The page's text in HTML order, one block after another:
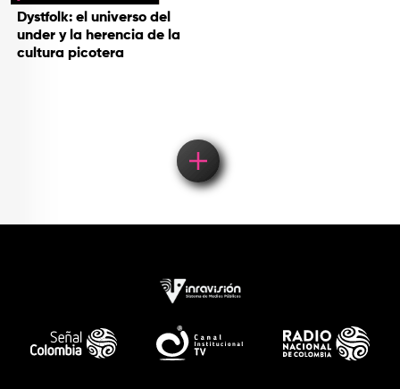
Dystfolk: el universo del
under y la herencia de la
cultura picotera